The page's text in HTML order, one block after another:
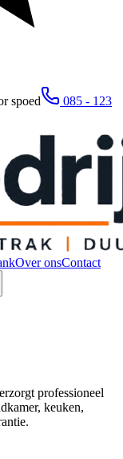
spoed
085 - 123
Over onsContact
professioneel
keuken,